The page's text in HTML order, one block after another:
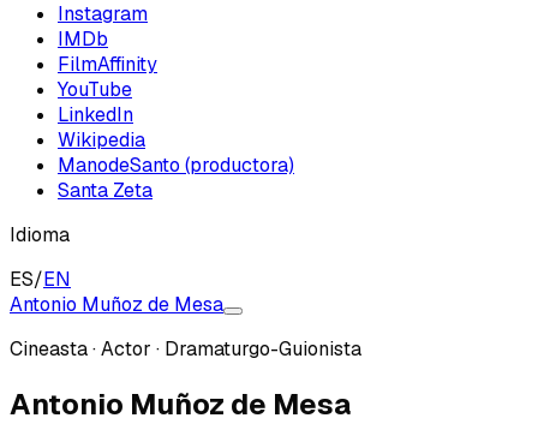
Instagram
IMDb
FilmAffinity
YouTube
LinkedIn
Wikipedia
ManodeSanto (productora)
Santa Zeta
Idioma
ES/EN
Antonio Muñoz de Mesa
Cineasta · Actor · Dramaturgo-Guionista
Antonio Muñoz de Mesa